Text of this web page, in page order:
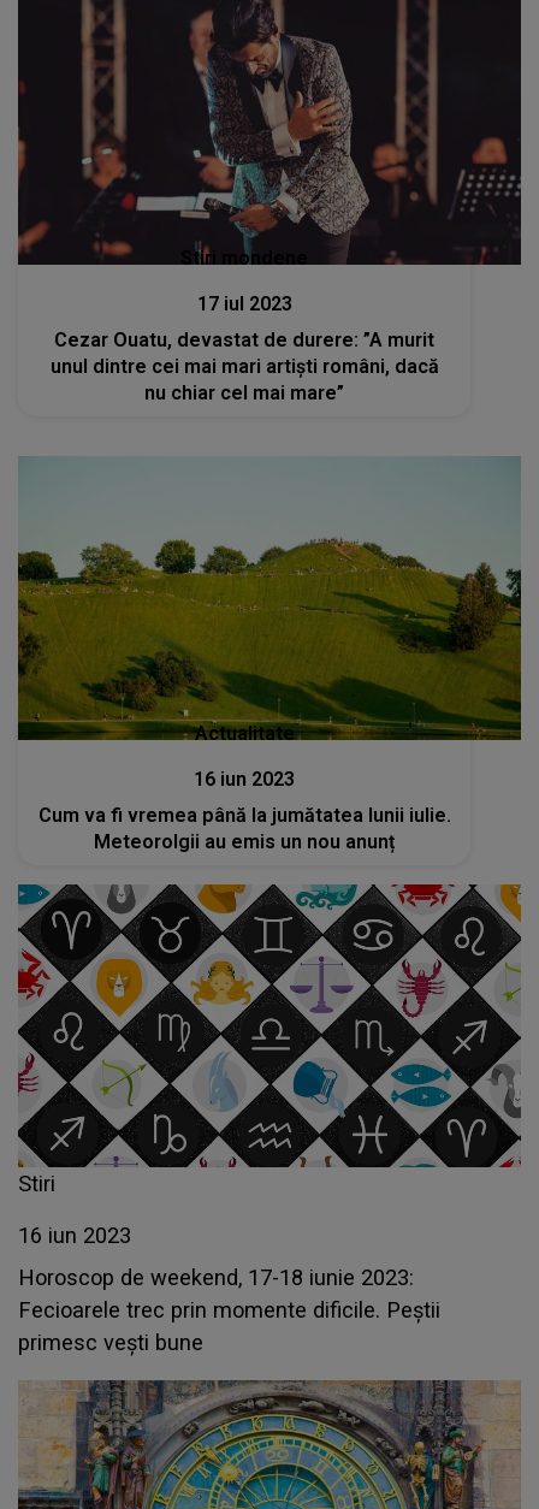
Stiri mondene
17 iul 2023
Cezar Ouatu, devastat de durere: ”A murit
unul dintre cei mai mari artiști români, dacă
nu chiar cel mai mare”
Actualitate
16 iun 2023
Cum va fi vremea până la jumătatea lunii iulie.
Meteorolgii au emis un nou anunț
Stiri
16 iun 2023
Horoscop de weekend, 17-18 iunie 2023:
Fecioarele trec prin momente dificile. Peștii
primesc vești bune